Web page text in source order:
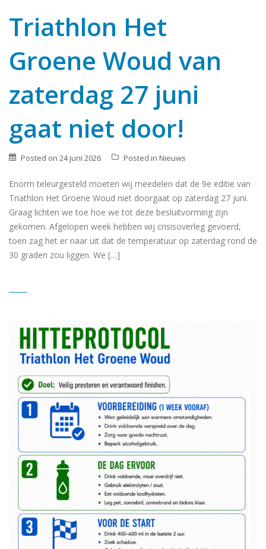
Triathlon Het
Groene Woud van
zaterdag 27 juni
gaat niet door!
Posted on 24 juni 2026 Posted in Nieuws
Enorm teleurgesteld moeten wij meedelen dat de 9e editie van
Triathlon Het Groene Woud niet doorgaat op zaterdag 27 juni.
Graag lichten we toe hoe we tot deze besluitvorming zijn
gekomen. Afgelopen week hebben wij crisisoverleg gevoerd,
toen zag het er naar uit dat de temperatuur op zaterdag rond de
30 graden zou liggen. We […]